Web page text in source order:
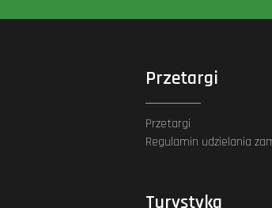
Przetargi
Przetargi
Regulamin udzielania
Turystyka